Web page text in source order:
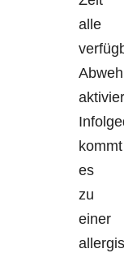
alle
kommt
es
zu
einer